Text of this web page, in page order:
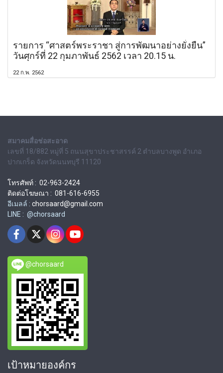
รายการ “ศาสตร์พระราชา สู่การพัฒนาอย่างยั่งยืน”
วันศุกร์ที่ 22 กุมภาพันธ์ 2562 เวลา 20.15 น.
22 ก.พ. 2562
สมาคมสื่อช่อสะอาด
เลขที่ 18/882 หมู่ที่ 5 ถนนสุขาประชาสรรค์ 2 ตำบลบางพูด อำเภอ
ปากเกร็ด จังหวัดนนทบุรี 11120
โทรศัพท์ : 02-963-2424
ติดต่อโฆษณา : 081-616-6955
อีเมลล์ : chorsaard@gmail.com
LINE : @chorsaard
@chorsaard
เป้าหมายองค์กร